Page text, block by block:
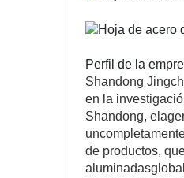
Perfil de la
Shandong
en la
Shandong, el
un
de productos,
aluminadasglobal